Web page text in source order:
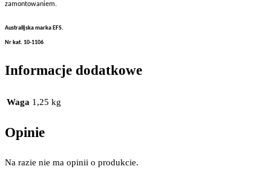
zamontowaniem.
Australijska marka EFS.
Nr kat. 10-1106
Informacje dodatkowe
Waga 1,25 kg
Opinie
Na razie nie ma opinii o produkcie.